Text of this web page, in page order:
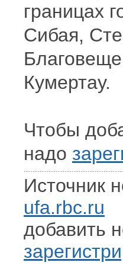
границах
Сибая,
Кумертау.
Чтобы
надо
Источник
ufa.rbc.ru
добавить